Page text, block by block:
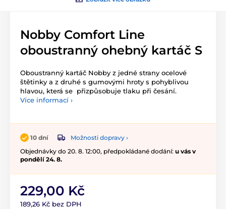
Nobby Comfort Line
oboustranný ohebný kartáč S
Oboustranný kartáč Nobby z jedné strany ocelové
štětinky a z druhé s gumovými hroty s pohyblivou
hlavou, která se přizpůsobuje tlaku při česání.
Více informací ›
10 dní
Možnosti dopravy ›
Objednávky do 20. 8. 12:00, předpokládané dodání: u vás v
pondělí 24. 8.
229,00 Kč
189,26 Kč bez DPH